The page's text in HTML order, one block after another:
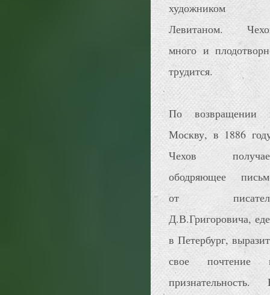
художником
Левитаном.
много и
трудится.
По возвращении
Москву, в 1886
Чехов
ободряющее
от
Д.В.Григоровича,
в Петербург,
свое почтение
признательность.